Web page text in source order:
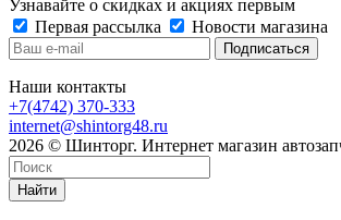
Узнавайте о скидках и акциях первым
Первая рассылка
Новости магазина
Наши контакты
+7(4742) 370-333
internet@shintorg48.ru
2026 © Шинторг. Интернет магазин
Найти